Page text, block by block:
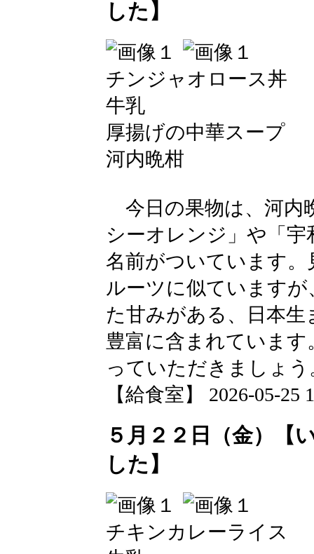
した】
チンジャオロース丼
牛乳
厚揚げの中華スープ
河内晩柑
今日の果物は、河内
シーオレンジ」や「
名前がついています
ルーツに似ています
た甘みがある、日本
豊富に含まれていま
っていただきましょう
【給食室】 2026-05-25
５月２２日（金）【
した】
チキンカレーライス